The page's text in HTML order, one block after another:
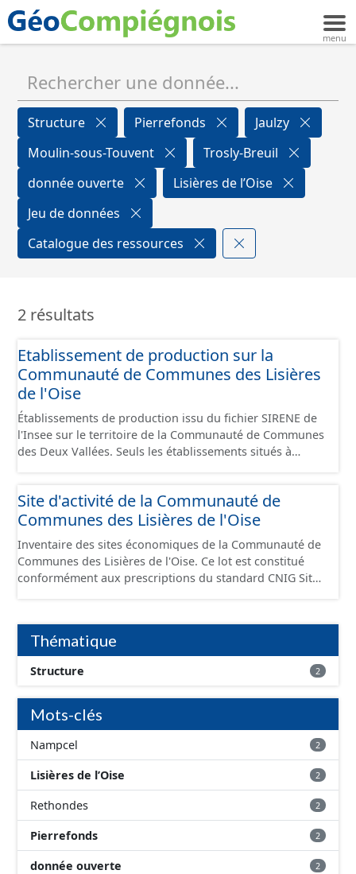
Structure Pierrefonds
Jaulzy
Moulin-sous-Touvent
Trosly-Breuil
donnée ouverte
Lisières de l’Oise
Jeu de données
Catalogue des ressources
2 résultats
Etablissement de production sur la
Communauté de Communes des Lisières
de l'Oise
Établissements de production issu du fichier SIRENE de
l'Insee sur le territoire de la Communauté de Communes
des Deux Vallées. Seuls les établissements situés à
conformément aux prescriptions du standard CNIG Sites
Économiques. Ce lot ne contient pas la référence aux
delà des prescriptions du CNIG se limitant aux SCI.
Site d'activité de la Communauté de
Communes des Lisières de l'Oise
Inventaire des sites économiques de la Communauté de
Communes des Lisières de l'Oise. Ce lot est constitué
conformément aux prescriptions du standard CNIG Sites
Thématique
Structure 2
Mots-clés
Nampcel 2
Lisières de l’Oise 2
Rethondes 2
Pierrefonds 2
donnée ouverte 2